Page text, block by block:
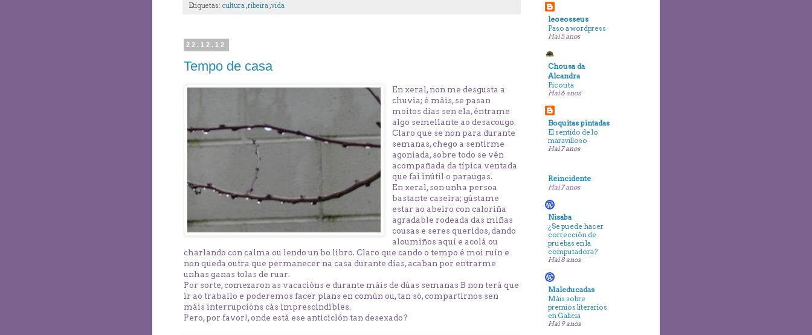
Etiquetas: cultura,ribeira,vida
22.12.12
Tempo de casa
En xeral, non me desgusta a
chuvia; é máis, se pasan
moitos días sen ela, éntrame
algo semellante ao desacougo.
Claro que se non para durante
semanas, chego a sentirme
agoniada, sobre todo se vén
acompañada da típica ventada
que fai inútil o paraugas.
En xeral, son unha persoa
bastante caseira; gústame
estar ao abeiro con caloriña
agradable rodeada das miñas
cousas e seres queridos, dando
aloumiños aquí e acolá ou
charlando con calma ou lendo un bo libro. Claro que cando o tempo é moi ruín e
non queda outra que permanecer na casa durante días, acaban por entrarme
unhas ganas tolas de ruar.
Por sorte, comezaron as vacacións e durante máis de dúas semanas B non terá que
ir ao traballo e poderemos facer plans en común ou, tan só, compartirnos sen
máis interrupcións cás imprescindibles.
Pero, por favor!, onde está ese anticiclón tan desexado?
leoeosseus
Paso a wordpress
Hai 5 anos
Chousa da
Alcandra
Picouta
Hai 6 anos
Boquitas pintadas
El sentido de lo
maravilloso
Hai 7 anos
Reincidente
Hai 7 anos
Nisaba
¿Se puede hacer
corrección de
pruebas en la
computadora?
Hai 8 anos
Maleducadas
Máis sobre
premios literarios
en Galicia
Hai 9 anos